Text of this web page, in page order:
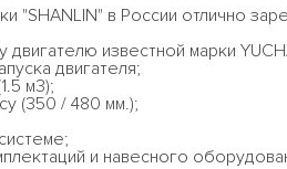
"SHANLIN" в России отлично
известной марки
двигателя;
м3);
(350 / 480 мм.);
и навесного